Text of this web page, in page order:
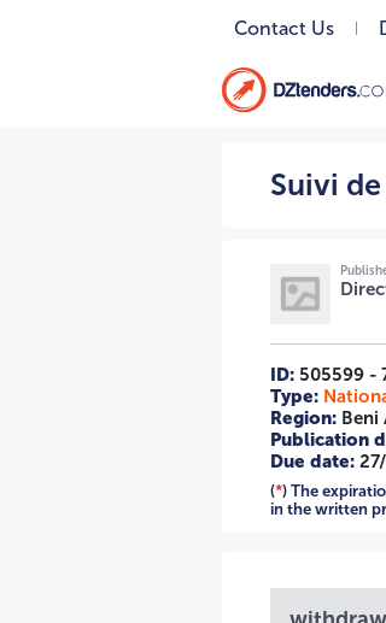
Contact Us
Suivi
ID: 505599 -
Type:
Region: Beni
Publication
Due date:
(*) The
in the written